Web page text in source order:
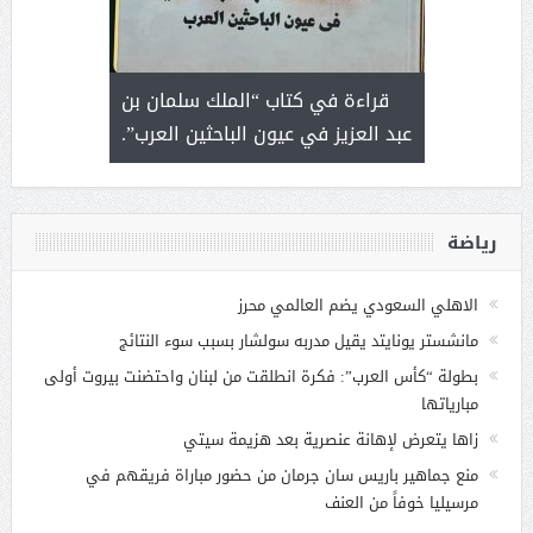
قراءة في كتاب “الملك سلمان بن
عبد العزيز في عيون الباحثين العرب”.
لايعرف
رياضة
الاهلي السعودي يضم العالمي محرز
مانشستر يونايتد يقيل مدربه سولشار بسبب سوء النتائج
بطولة “كأس العرب”: فكرة انطلقت من لبنان واحتضنت بيروت أولى
مبارياتها
زاها يتعرض لإهانة عنصرية بعد هزيمة سيتي
منع جماهير باريس سان جرمان من حضور مباراة فريقهم في
مرسيليا خوفاً من العنف